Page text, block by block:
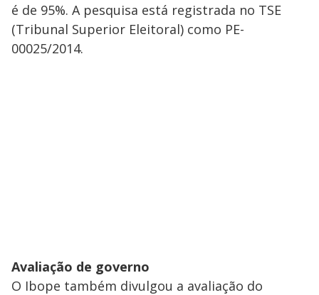
é de 95%. A pesquisa está registrada no TSE
(Tribunal Superior Eleitoral) como PE-
00025/2014.
Avaliação de governo
O Ibope também divulgou a avaliação do